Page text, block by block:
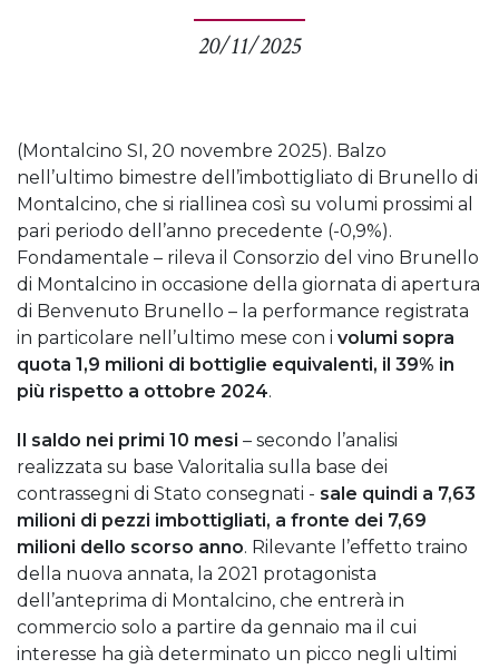
20/11/2025
(Montalcino SI, 20 novembre 2025). Balzo
nell’ultimo bimestre dell’imbottigliato di Brunello di
Montalcino, che si riallinea così su volumi prossimi al
pari periodo dell’anno precedente (-0,9%).
Fondamentale – rileva il Consorzio del vino Brunello
di Montalcino in occasione della giornata di apertura
di Benvenuto Brunello – la performance registrata
in particolare nell’ultimo mese con i volumi sopra
quota 1,9 milioni di bottiglie equivalenti, il 39% in
più rispetto a ottobre 2024.
Il saldo nei primi 10 mesi – secondo l’analisi
realizzata su base Valoritalia sulla base dei
contrassegni di Stato consegnati - sale quindi a 7,63
milioni di pezzi imbottigliati, a fronte dei 7,69
milioni dello scorso anno. Rilevante l’effetto traino
della nuova annata, la 2021 protagonista
dell’anteprima di Montalcino, che entrerà in
commercio solo a partire da gennaio ma il cui
interesse ha già determinato un picco negli ultimi